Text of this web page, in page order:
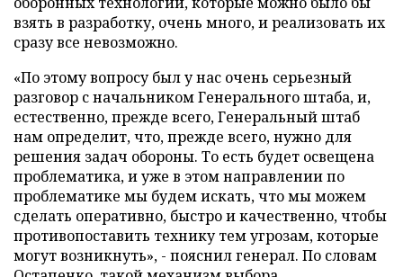
взять в разработку, очень много, и реализовать их
сразу все невозможно.
«По этому вопросу был у нас очень серьезный
разговор с начальником Генерального штаба, и,
естественно, прежде всего, Генеральный штаб
нам определит, что, прежде всего, нужно для
решения задач обороны. То есть будет освещена
проблематика, и уже в этом направлении по
проблематике мы будем искать, что мы можем
сделать оперативно, быстро и качественно, чтобы
противопоставить технику тем угрозам, которые
могут возникнуть», - пояснил генерал. По словам